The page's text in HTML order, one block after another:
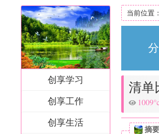
创享学习
创享工作
创享生活
当前位置：
清单
摘要